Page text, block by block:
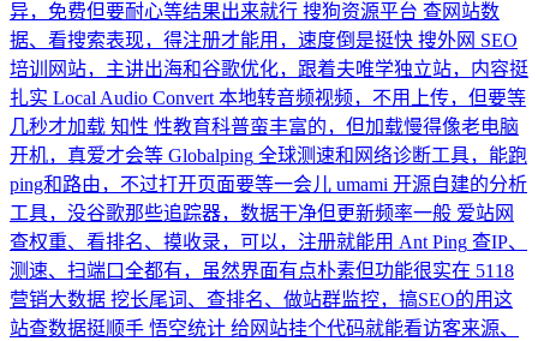
异，免费但要耐心等结果出来就行 搜狗资源平台 查网站数
据、看搜索表现，得注册才能用，速度倒是挺快 搜外网 SEO
培训网站，主讲出海和谷歌优化，跟着夫唯学独立站，内容挺
扎实 Local Audio Convert 本地转音频视频，不用上传，但要等
几秒才加载 知性 性教育科普蛮丰富的，但加载慢得像老电脑
开机，真爱才会等 Globalping 全球测速和网络诊断工具，能跑
ping和路由，不过打开页面要等一会儿 umami 开源自建的分析
工具，没谷歌那些追踪器，数据干净但更新频率一般 爱站网
查权重、看排名、摸收录，可以，注册就能用 Ant Ping 查IP、
测速、扫端口全都有，虽然界面有点朴素但功能很实在 5118
营销大数据 挖长尾词、查排名、做站群监控，搞SEO的用这
站查数据挺顺手 悟空统计 给网站挂个代码就能看访客来源、